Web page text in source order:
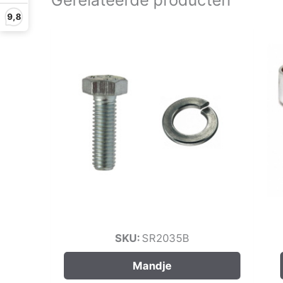
9,8
SKU: SR2035B
Mandje